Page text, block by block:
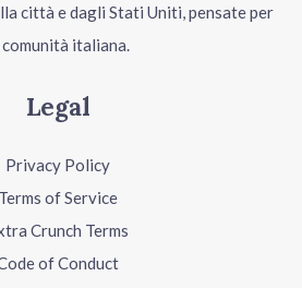
città e dagli Stati Uniti, pensate per
comunità italiana.
Legal
Privacy Policy
Terms of Service
Crunch Terms
of Conduct